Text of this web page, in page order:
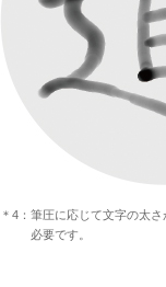
＊4：筆圧に応じて文字の太
必要です。